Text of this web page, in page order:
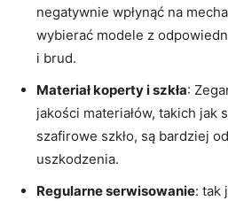
negatywnie‌ wpłynąć na
wybierać modele z
‍i‌ brud.
Materiał ‌koperty i szkła:
jakości materiałów, takich jak
⁣szafirowe szkło, są bardziej
⁣uszkodzenia.
Regularne serwisowanie: ⁣tak